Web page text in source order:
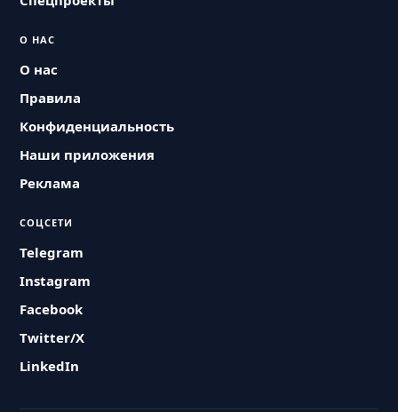
О НАС
О нас
Правила
Конфиденциальность
Наши приложения
Реклама
СОЦСЕТИ
Telegram
Instagram
Facebook
Twitter/X
LinkedIn